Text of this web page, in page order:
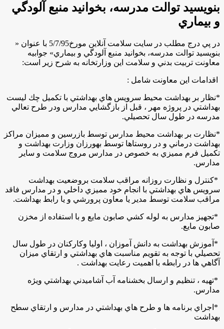
بنويسيد توالت مدرسه، بخوانيد منبع آلودگي
و بيماري
در پي درج مطلب در سايت سلامت آنلاين مورخ5/7/95 با عنوان «
بنويسيد توالت مدرسه، بخوانيد منبع آلودگي و بيماري» جوابيه
معاونت تربيت بدني و سلامت اين وزارتخانه به شرح زير است:
اقدامات اين معاونت شامل :
*نظار بر بهداشت محيط سرويس هاي بهداشتي با تكميل چك ليست
بهداشتي در پروژه مهر ، قبل از بازگشايي مدارس ودر طرح تعالي
مدرسه در طول سال تحصيلي.
*نظارت بر بهداشت محيط مدارس توسط بازرسين و مميزان مراكز
بهداشت درماني و در روستاها توسط بهورزان وزارت بهداشت و
تكميل فرم مميزي به خصوص در مدارس مروج سلامت و ساير
مدارس.
*كنترل و نظارت روزانه مراقب سلامت بروضعيت بهداشت
سرويس هاي بهداشتي با انجام خود مميزي داخلي و در مدارس فاقد
مراقب سلامت توسط مدير يا معاون پرورشي و يا رابط بهداشت.
*تجهيز مدارس به لوله كشي صابون مايع و با استفاده از مخزن
صابون مايع.
* آموزش بهداشت به دانش آموزان ، اوليا وكاركنان در طول سال
تحصيلي با توجه به تقويم مناسبت هاي بهداشتي و ارتقاي ميزان
آگاهي ها در رابطه با اهميت رعايت بهداشت .
*تهيه ، تنظيم و ارسال بخشنامه آب آشاميدني بهداشتي ويژه
مدارس.
* اجراي برنامه ها و طرح هاي بهداشتي در مدارس و ارتقاي سطح
بهداشت